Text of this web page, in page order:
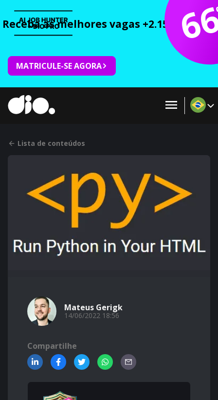
Receba as melhores vagas +2.150 cursos
MATRICULE-SE AGORA
Lista de conteúdos
Mateus Gerigk
14/06/2022 18:56
Compartilhe